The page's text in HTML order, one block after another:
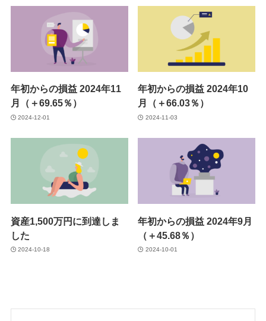
年初からの損益 2024年11
月（＋69.65％）
2024-12-01
年初からの損益 2024年10
月（＋66.03％）
2024-11-03
資産1,500万円に到達しま
した
2024-10-18
年初からの損益 2024年9月
（＋45.68％）
2024-10-01